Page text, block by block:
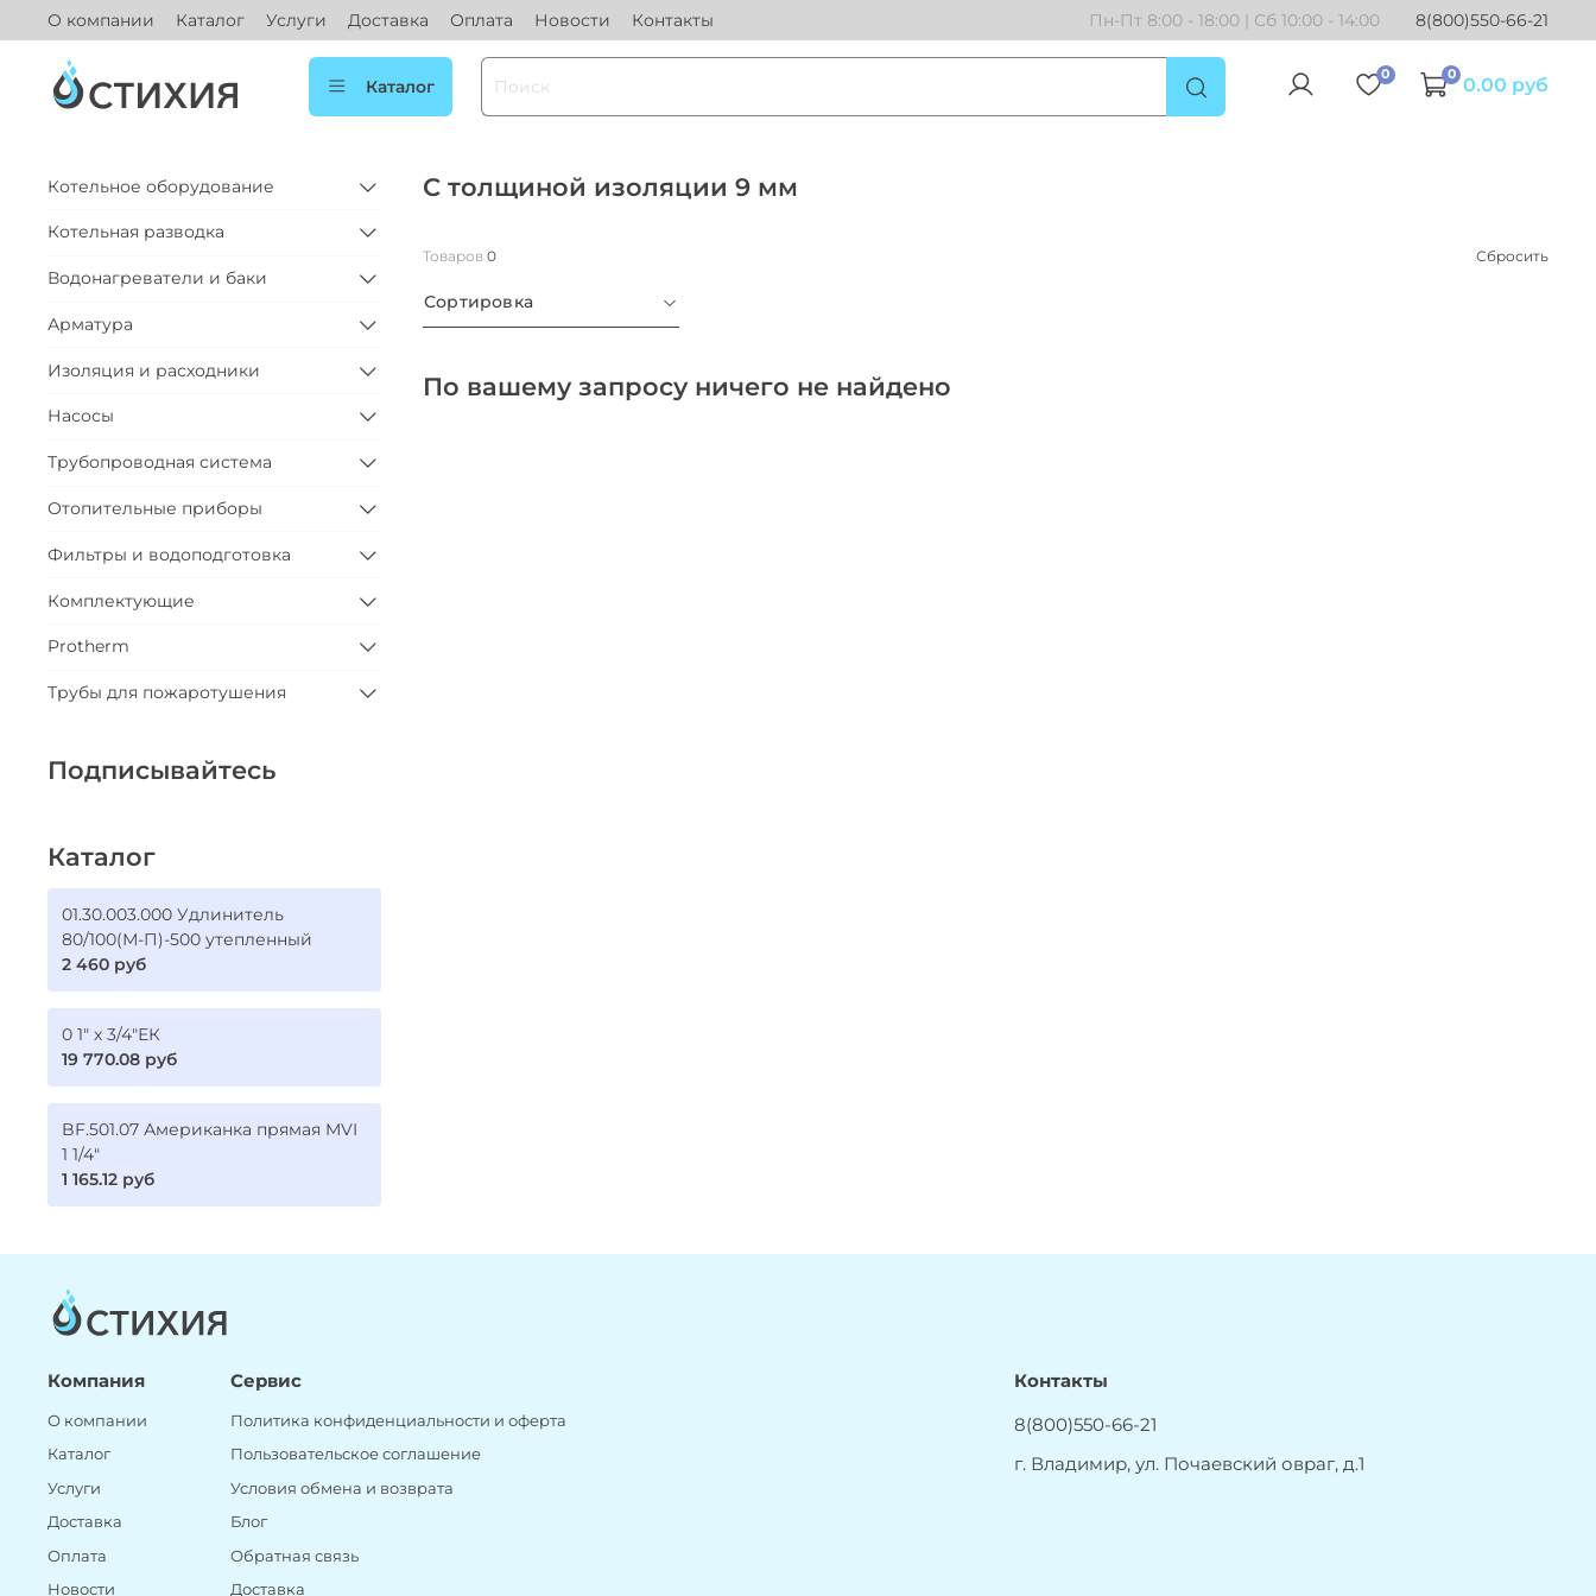
О компании Каталог Услуги Доставка Оплата Новости Контакты Пн-Пт 8:00 - 18:00 | Сб 10:00 - 14:00 8(800)550-66-21
Каталог
0 0 0.00 руб
С толщиной изоляции 9 мм
Товаров 0 Сбросить
Сортировка
По вашему запросу ничего не найдено
Котельное оборудование
Котельная разводка
Водонагреватели и баки
Арматура
Изоляция и расходники
Насосы
Трубопроводная система
Отопительные приборы
Фильтры и водоподготовка
Комплектующие
Protherm
Трубы для пожаротушения
Подписывайтесь
Каталог
01.30.003.000 Удлинитель
80/100(М-П)-500 утепленный
2 460 руб
0 1" х 3/4"ЕК
19 770.08 руб
BF.501.07 Американка прямая MVI
1 1/4"
1 165.12 руб
Компания
О компании
Каталог
Услуги
Доставка
Оплата
Новости
Сервис
Политика конфиденциальности и оферта
Пользовательское соглашение
Условия обмена и возврата
Блог
Обратная связь
Доставка
Контакты
8(800)550-66-21
г. Владимир, ул. Почаевский овраг, д.1